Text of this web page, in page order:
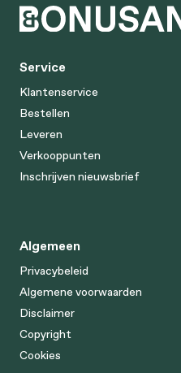
Service
Klantenservice
Bestellen
Leveren
Verkooppunten
Inschrijven nieuwsbrief
Algemeen
Privacybeleid
Algemene voorwaarden
Disclaimer
Copyright
Cookies